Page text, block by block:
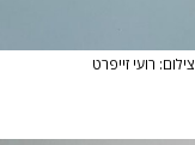
צילום: רועי זייפרט